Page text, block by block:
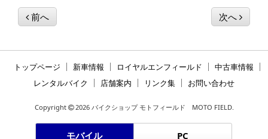
前へ 次へ
トップページ 新車情報 ロイヤルエンフィールド
中古車情報
レンタルバイク
店舗案内 リンク集 お問い合わせ
Copyright 2026 バイクショップ モトフィールド MOTO FIELD.
モバイル PC